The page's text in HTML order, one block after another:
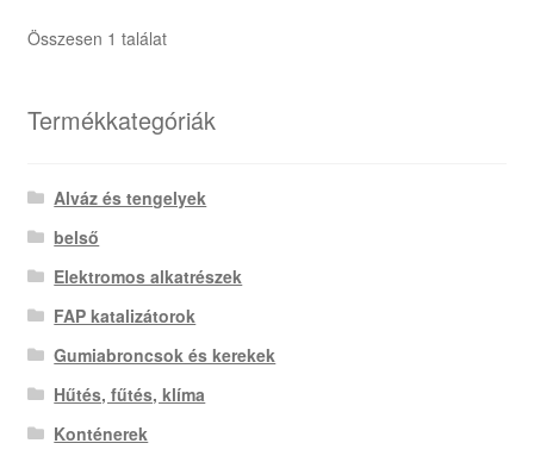
Összesen 1 találat
Termékkategóriák
Alváz és tengelyek
belső
Elektromos alkatrészek
FAP katalizátorok
Gumiabroncsok és kerekek
Hűtés, fűtés, klíma
Konténerek